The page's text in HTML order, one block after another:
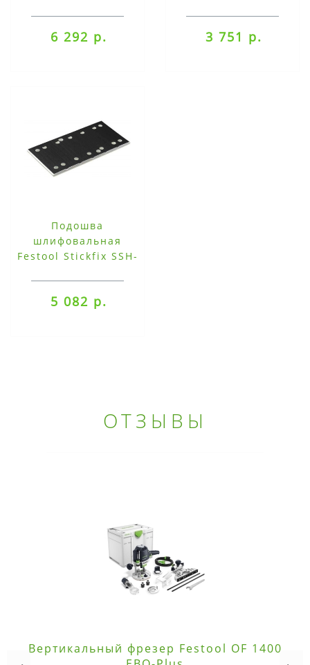
6 292 р. 3 751 р.
Подошва
шлифовальная
Festool Stickfix SSH-
5 082 р.
ОТЗЫВЫ
Вертикальный фрезер Festool OF 1400